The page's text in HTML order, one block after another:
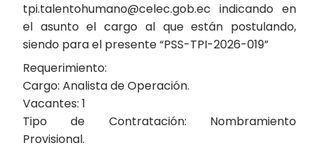
tpi.talentohumano@celec.gob.ec indicando en
el asunto el cargo al que están postulando,
siendo para el presente “PSS-TPI-2026-019”
Requerimiento:
Cargo: Analista de Operación.
Vacantes: 1
Tipo de Contratación: Nombramiento
Provisional.